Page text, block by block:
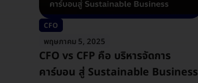
CFO
พฤษภาคม 5, 2025
CFO vs CFP คือ บริหารจัดการ
คาร์บอน สู่ Sustainable Business